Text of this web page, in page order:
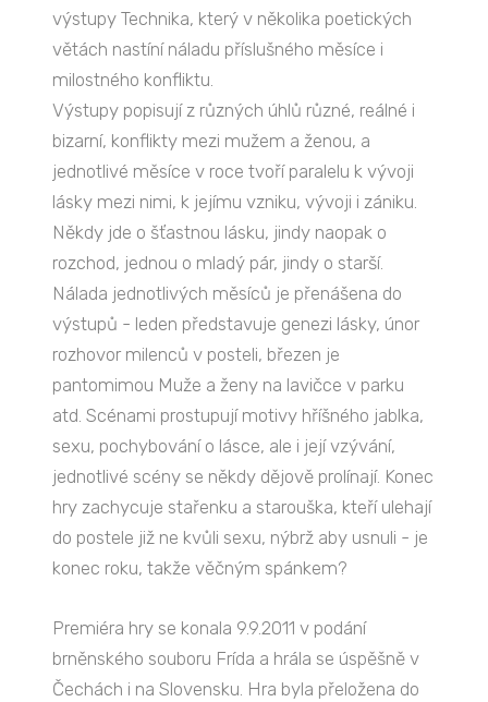
výstupy Technika, který v několika poetických
větách nastíní náladu příslušného měsíce i
milostného konfliktu.
Výstupy popisují z různých úhlů různé, reálné i
bizarní, konflikty mezi mužem a ženou, a
jednotlivé měsíce v roce tvoří paralelu k vývoji
lásky mezi nimi, k jejímu vzniku, vývoji i zániku.
Někdy jde o šťastnou lásku, jindy naopak o
rozchod, jednou o mladý pár, jindy o starší.
Nálada jednotlivých měsíců je přenášena do
výstupů - leden představuje genezi lásky, únor
rozhovor milenců v posteli, březen je
pantomimou Muže a ženy na lavičce v parku
atd. Scénami prostupují motivy hříšného jablka,
sexu, pochybování o lásce, ale i její vzývání,
jednotlivé scény se někdy dějově prolínají. Konec
hry zachycuje stařenku a starouška, kteří ulehají
do postele již ne kvůli sexu, nýbrž aby usnuli - je
konec roku, takže věčným spánkem?
Premiéra hry se konala 9.9.2011 v podání
brněnského souboru Frída a hrála se úspěšně v
Čechách i na Slovensku. Hra byla přeložena do